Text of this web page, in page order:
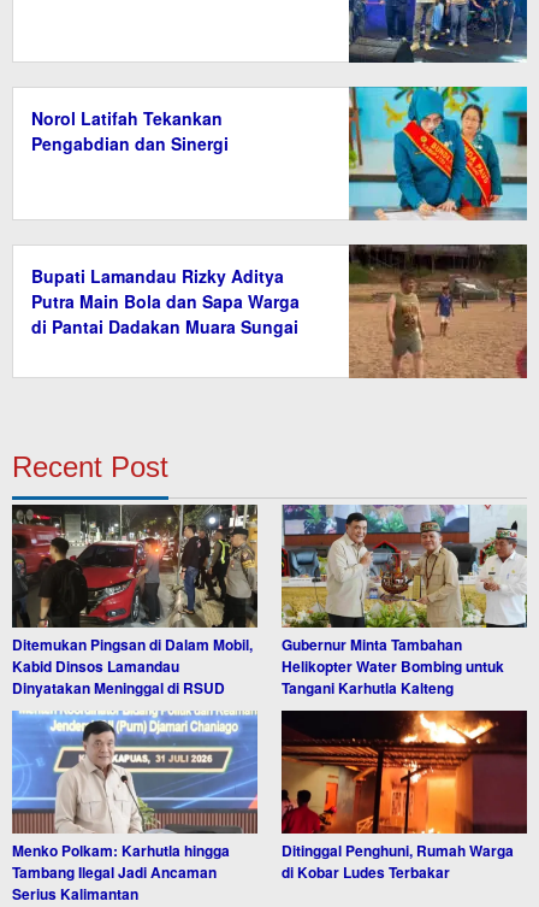
Norol Latifah Tekankan
Pengabdian dan Sinergi
Bupati Lamandau Rizky Aditya
Putra Main Bola dan Sapa Warga
di Pantai Dadakan Muara Sungai
Recent Post
Ditemukan Pingsan di Dalam Mobil,
Kabid Dinsos Lamandau
Dinyatakan Meninggal di RSUD
Gubernur Minta Tambahan
Helikopter Water Bombing untuk
Tangani Karhutla Kalteng
Menko Polkam: Karhutla hingga
Tambang Ilegal Jadi Ancaman
Serius Kalimantan
Ditinggal Penghuni, Rumah Warga
di Kobar Ludes Terbakar